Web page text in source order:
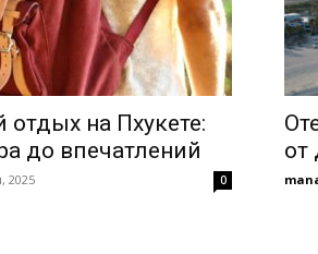
на Пхукете:
до впечатлений
2025 0
от